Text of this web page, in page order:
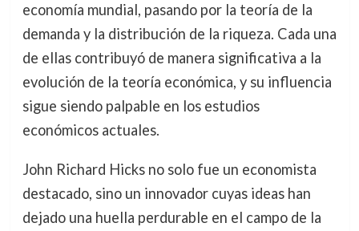
economía mundial, pasando por la teoría de la
demanda y la distribución de la riqueza. Cada una
de ellas contribuyó de manera significativa a la
evolución de la teoría económica, y su influencia
sigue siendo palpable en los estudios
económicos actuales.
John Richard Hicks no solo fue un economista
destacado, sino un innovador cuyas ideas han
dejado una huella perdurable en el campo de la